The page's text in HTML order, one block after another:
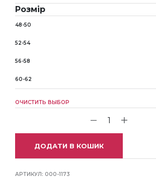
Розмір
48-50
52-54
56-58
60-62
ОЧИСТИТЬ ВЫБОР
ДОДАТИ В КОШИК
АРТИКУЛ: 000-1173